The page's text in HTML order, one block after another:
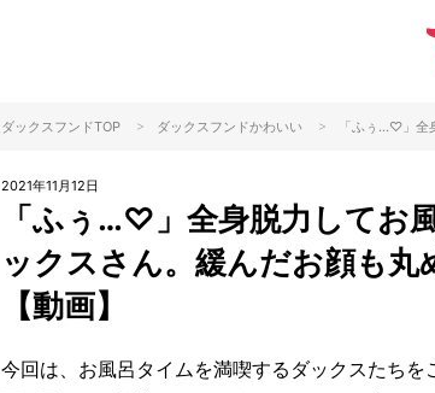
ダックスフンドTOP > ダックスフンドかわいい > 「ふぅ…♡」全
2021年11月12日
「ふぅ…♡」全身脱力してお
ックスさん。緩んだお顔も丸
【動画】
今回は、お風呂タイムを満喫するダックスたち